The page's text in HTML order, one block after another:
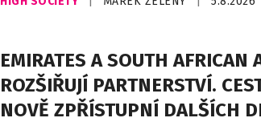
známé konceptem hrubého národního
Leadership Institute, který chce
přístup k vedení organizací v době
technologických změn a nástupu
Institut vzniká jako společný projekt
EMIRATES A SOUTH AFRICAN
ROZŠIŘUJÍ PARTNERSTVÍ.
NOVĚ ZPŘÍSTUPNÍ DALŠÍCH